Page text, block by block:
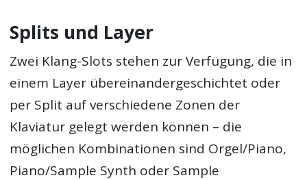
Splits und Layer
Zwei Klang-Slots stehen zur Verfügung, die in
einem Layer übereinandergeschichtet oder
per Split auf verschiedene Zonen der
Klaviatur gelegt werden können – die
möglichen Kombinationen sind Orgel/Piano,
Piano/Sample Synth oder Sample